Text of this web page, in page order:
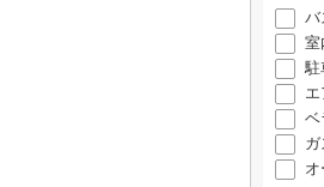
バ
室
駐
エ
ベ
オ